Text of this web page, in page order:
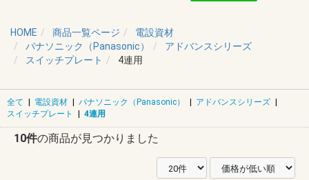
HOME 商品一覧ページ
電設資材
パナソニック（Panasonic）
アドバンスシリーズ
スイッチプレート
4連用
全て | 電設資材 | パナソニック（Panasonic） | アドバンスシリーズ |
スイッチプレート
| 4連用
10件の商品が見つかりました